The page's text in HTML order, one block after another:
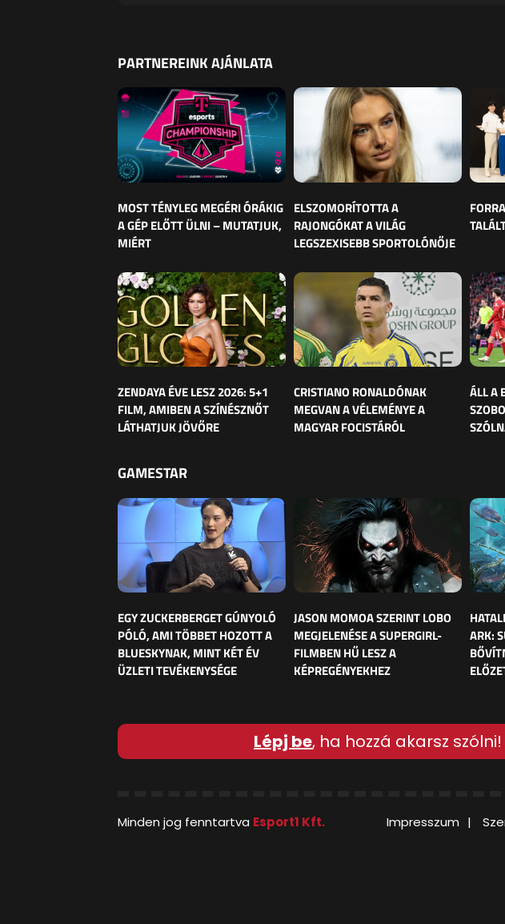
PARTNEREINK AJÁNLATA
MOST TÉNYLEG MEGÉRI ÓRÁKIG
A GÉP ELŐTT ÜLNI – MUTATJUK,
MIÉRT
ELSZOMORÍTOTTA A
RAJONGÓKAT A VILÁG
LEGSZEXISEBB SPORTOLÓNŐJE
ZENDAYA ÉVE LESZ 2026: 5+1
FILM, AMIBEN A SZÍNÉSZNŐT
LÁTHATJUK JÖVŐRE
CRISTIANO RONALDÓNAK
MEGVAN A VÉLEMÉNYE A
MAGYAR FOCISTÁRÓL
ÁLL A
GAMESTAR
EGY ZUCKERBERGET GÚNYOLÓ
PÓLÓ, AMI TÖBBET HOZOTT A
BLUESKYNAK, MINT KÉT ÉV
ÜZLETI TEVÉKENYSÉGE
JASON MOMOA SZERINT LOBO
MEGJELENÉSE A SUPERGIRL-
FILMBEN HŰ LESZ A
KÉPREGÉNYEKHEZ
ARK:
Lépj be, ha hozzá akarsz szólni!
Minden jog fenntartva Esport1 Kft. Impresszum